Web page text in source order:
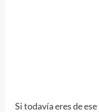
Si todavía eres de